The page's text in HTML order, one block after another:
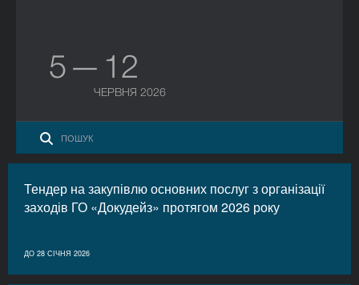
5 — 12
ЧЕРВНЯ 2026
Тендер на закупівлю основних послуг з організації
заходів ГО «Докудейз» протягом 2026 року
ДО 28 СІЧНЯ 2026